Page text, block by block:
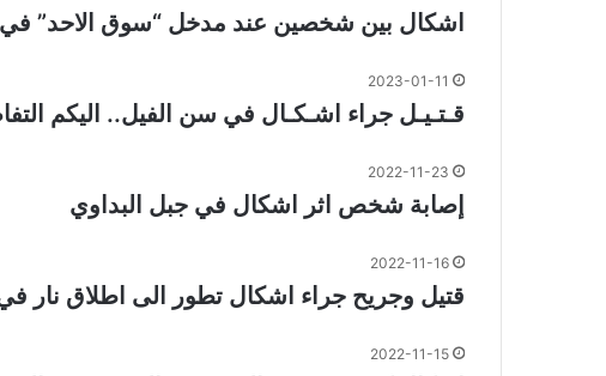
اشكال بين شخصين عند مدخل “سوق الاحد”
2023-01-11
قـتـيـل جراء اشـكـال في سن الفيل.. اليكم
2022-11-23
إصابة شخص اثر اشكال في جبل البداوي
2022-11-16
قتيل وجريح جراء اشكال تطور الى اطلاق نار في
2022-11-15